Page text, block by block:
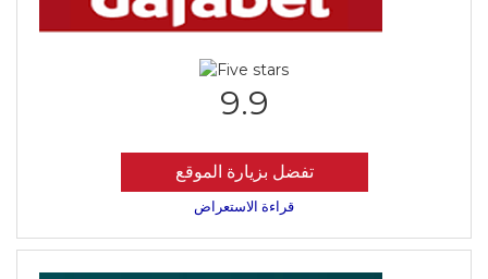
9.9
تفضل بزيارة الموقع
قراءة الاستعراض